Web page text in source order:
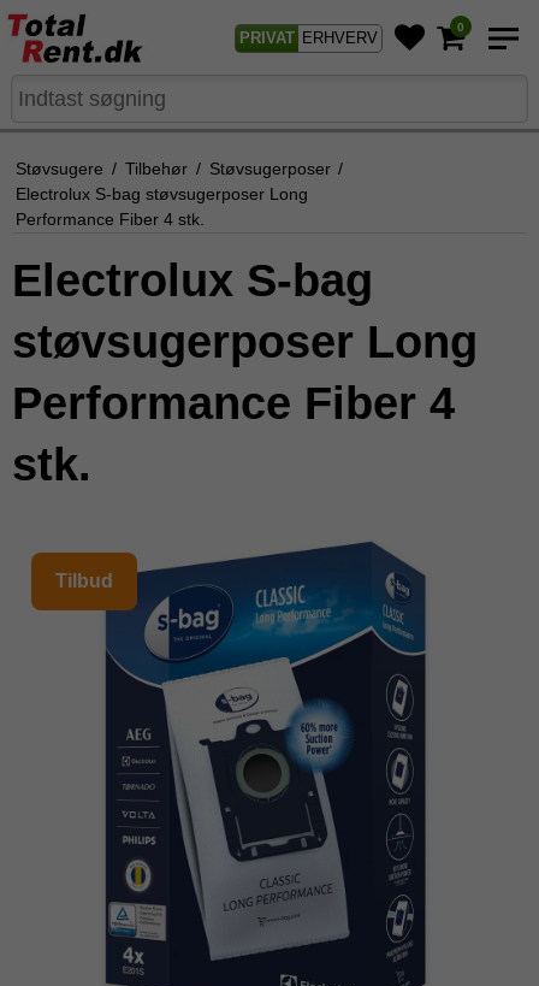
PRIVAT ERHVERV
0
Støvsugere / Tilbehør / Støvsugerposer /
Electrolux S-bag støvsugerposer Long
Performance Fiber 4 stk.
Electrolux S-bag
støvsugerposer Long
Performance Fiber 4
stk.
Tilbud